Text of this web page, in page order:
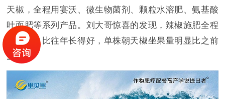
天椒，全程用宴沃、微生物菌剂、颗粒水溶肥、氨基酸
叶面肥等系列产品。刘大哥惊喜的发现，辣椒施肥全程
用宴沃，比往年长得好，单株朝天椒坐果量明显比之前
多。